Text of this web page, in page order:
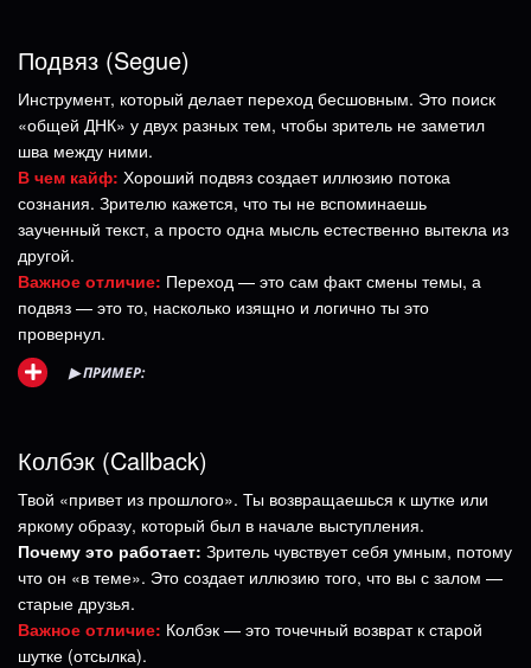
Подвяз (Segue)
Инструмент, который делает переход бесшовным. Это поиск
«общей ДНК» у двух разных тем, чтобы зритель не заметил
шва между ними.
В чем кайф: Хороший подвяз создает иллюзию потока
сознания. Зрителю кажется, что ты не вспоминаешь
заученный текст, а просто одна мысль естественно вытекла из
другой.
Важное отличие: Переход — это сам факт смены темы, а
подвяз — это то, насколько изящно и логично ты это
провернул.
▶ПРИМЕР:
Колбэк (Callback)
Твой «привет из прошлого». Ты возвращаешься к шутке или
яркому образу, который был в начале выступления.
Почему это работает: Зритель чувствует себя умным, потому
что он «в теме». Это создает иллюзию того, что вы с залом —
старые друзья.
Важное отличие: Колбэк — это точечный возврат к старой
шутке (отсылка).